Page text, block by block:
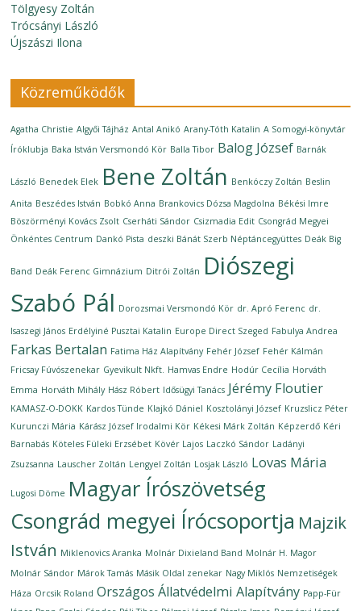
Tölgyesy Zoltán
Trócsányi László
Újszászi Ilona
Közreműködők
Agatha Christie Algyői Tájház Antal Anikó Arany-Tóth Katalin A Somogyi-könyvtár
Íróklubja Baka István Versmondó Kör Balla Tibor Balog József Barnák
László Benedek Elek Bene Zoltán Benkóczy Zoltán Beslin
Anita Beszédes István Bobkó Anna Brankovics Dózsa Magdolna Békési Imre
Böszörményi Kovács Zsolt Cserháti Sándor Csizmadia Edit Csongrád Megyei
Önkéntes Centrum Dankó Pista deszki Bánát Szerb Néptáncegyüttes Deák Big
Band Deák Ferenc Gimnázium Ditrói Zoltán Diószegi
Szabó Pál Dorozsmai Versmondó Kör dr. Apró Ferenc dr.
Isaszegi János Erdélyiné Pusztai Katalin Europe Direct Szeged Fabulya Andrea
Farkas Bertalan Fatima Ház Alapítvány Fehér József Fehér Kálmán
Fricsay Fúvószenekar Gyevikult Nkft. Hamvas Endre Hodúr Cecília Horváth
Emma Horváth Mihály Hász Róbert Idősügyi Tanács Jérémy Floutier
KAMASZ-O-DOKK Kardos Tünde Klajkó Dániel Kosztolányi József Kruzslicz Péter
Kurunczi Mária Kárász József Irodalmi Kör Kékesi Márk Zoltán Képzerdő Kéri
Barnabás Köteles Füleki Erzsébet Kövér Lajos Laczkó Sándor Ladányi
Zsuzsanna Lauscher Zoltán Lengyel Zoltán Losjak László Lovas Mária
Lugosi Döme Magyar Írószövetség
Csongrád megyei Írócsoportja Majzik
István Miklenovics Aranka Molnár Dixieland Band Molnár H. Magor
Molnár Sándor Márok Tamás Másik Oldal zenekar Nagy Miklós Nemzetiségek
Háza Orcsik Roland Országos Állatvédelmi Alapítvány Papp-Für